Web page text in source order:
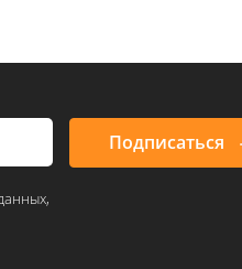
Подписаться